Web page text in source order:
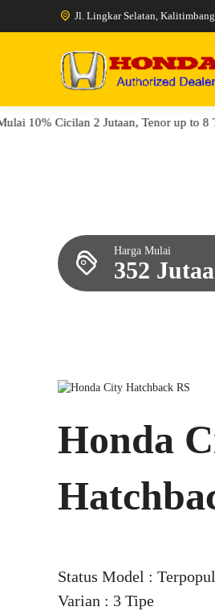
Jl. Lingkar Selatan, Kalitimbang, Kec. Cibeber,
Cicilan 2 Jutaan, Tenor up to 8 Th,
Harga Mulai
352
Honda
Status Model :
Varian : 3 Tipe